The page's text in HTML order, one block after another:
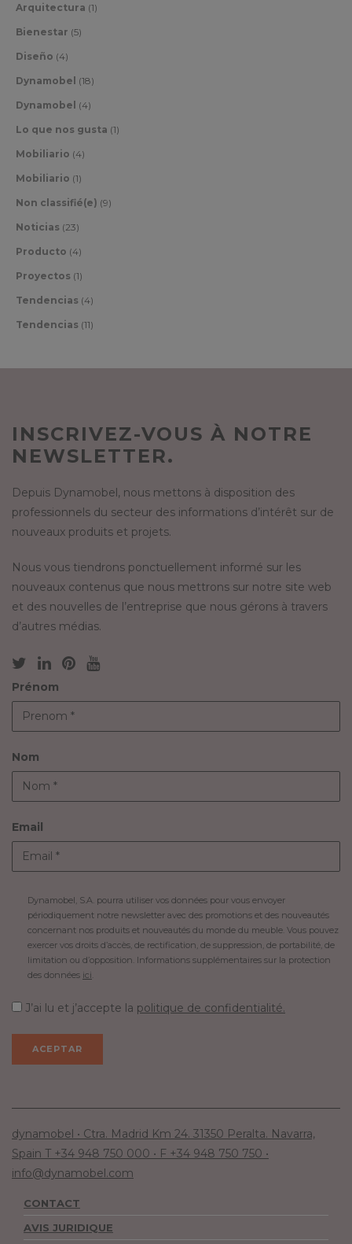
Arquitectura (1)
Bienestar (5)
Diseño (4)
Dynamobel (18)
Dynamobel (4)
Lo que nos gusta (1)
Mobiliario (4)
Mobiliario (1)
Non classifié(e) (9)
Noticias (23)
Producto (4)
Proyectos (1)
Tendencias (4)
Tendencias (11)
INSCRIVEZ-VOUS À NOTRE
NEWSLETTER.
Depuis Dynamobel, nous mettons à disposition des
professionnels du secteur des informations d’intérêt sur de
nouveaux produits et projets.
Nous vous tiendrons ponctuellement informé sur les
nouveaux contenus que nous mettrons sur notre site web
et des nouvelles de l’entreprise que nous gérons à travers
d’autres médias.
Prénom
Nom
Email
Dynamobel, S.A. pourra utiliser vos données pour vous envoyer
périodiquement notre newsletter avec des promotions et des nouveautés
concernant nos produits et nouveautés du monde du meuble. Vous pouvez
exercer vos droits d’accès, de rectification, de suppression, de portabilité, de
limitation ou d’opposition. Informations supplémentaires sur la protection
des données ici
J’ai lu et j’accepte la politique de confidentialité.
dynamobel • Ctra. Madrid Km 24. 31350 Peralta. Navarra,
Spain T +34 948 750 000 • F +34 948 750 750 •
info@dynamobel.com
CONTACT
AVIS JURIDIQUE